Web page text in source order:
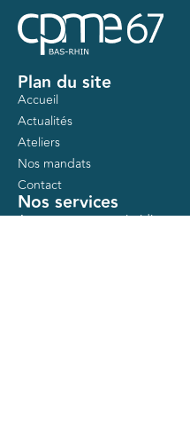
Plan du site
Accueil
Actualités
Ateliers
Nos mandats
Contact
Nos services
Accompagnement juridique